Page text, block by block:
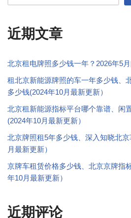
近期文章
北京租电牌照多少钱一年？2026年5
租北京新能源牌照的车一年多少钱、
多少钱(2024年10月最新更新）
北京租新能源指标平台哪个靠谱、闲
(2024年10月最新更新）
北京牌照租5年多少钱、深入知晓北
月最新更新）
京牌车租赁价格多少钱、北京京牌指
年10月最新更新）
近期评论